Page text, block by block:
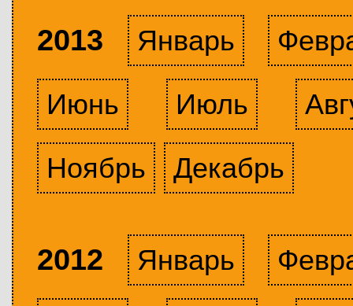
2013 Январь
Июнь
Июль
Ноябрь
Декабрь
2012 Январь